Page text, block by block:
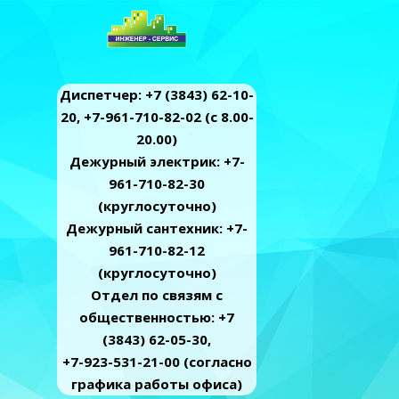
Диспетчер: +7 (3843) 62-10-
20, +7-961-710-82-02 (c 8.00-
20.00)
Дежурный электрик: +7-
961-710-82-30
(круглосуточно)
Дежурный сантехник: +7-
961-710-82-12
(круглосуточно)
Отдел по связям с
общественностью: +7
(3843) 62-05-30,
+7-923-531-21-00 (согласно
графика работы офиса)